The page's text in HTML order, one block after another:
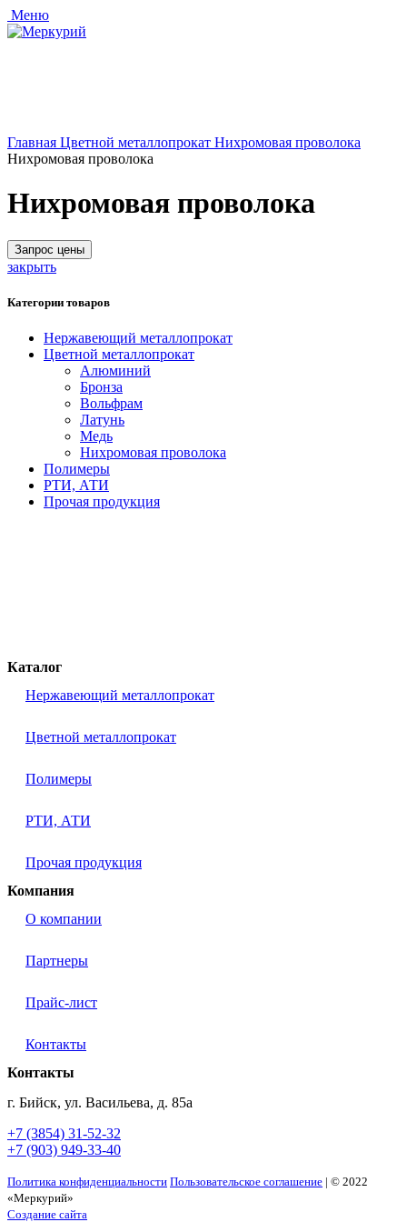
Меню
Главная Цветной металлопрокат Нихромовая проволока
Нихромовая проволока
Нихромовая проволока
Запрос цены
закрыть
Категории товаров
Нержавеющий металлопрокат
Цветной металлопрокат
Алюминий
Бронза
Вольфрам
Латунь
Медь
Нихромовая проволока
Полимеры
РТИ, АТИ
Прочая продукция
Каталог
Нержавеющий металлопрокат
Цветной металлопрокат
Полимеры
РТИ, АТИ
Прочая продукция
Компания
О компании
Партнеры
Прайс-лист
Контакты
Контакты
г. Бийск, ул. Васильева, д. 85а
+7 (3854) 31-52-32
+7 (903) 949-33-40
Политика конфиденциальности Пользовательское соглашение | © 2022
«Меркурий»
Создание сайта